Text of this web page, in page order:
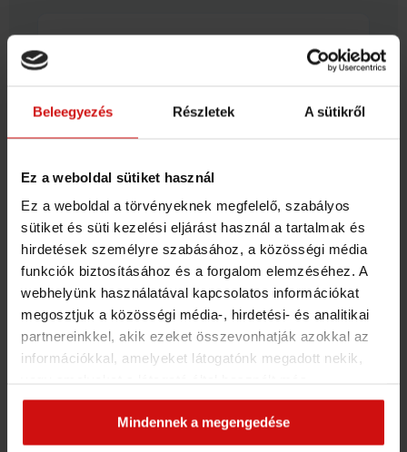
Beleegyezés Részletek A sütikről
Ez a weboldal sütiket használ
Ez a weboldal a törvényeknek megfelelő, szabályos
sütiket és süti kezelési eljárást használ a tartalmak és
hirdetések személyre szabásához, a közösségi média
funkciók biztosításához és a forgalom elemzéséhez. A
webhelyünk használatával kapcsolatos információkat
megosztjuk a közösségi média-, hirdetési- és analitikai
partnereinkkel, akik ezeket összevonhatják azokkal az
információkkal, amelyeket látogatónk megadott nekik,
szolgáltatásokból gyűjtöttek. Elfogadásával segíti a
munkánkat és nagyobb felhasználói élményt
biztosíthatunk mi is látogatóinknak.
Mindennek a megengedése
mozgás között?
intenzitású kardió előnyei
FIZETŐS KURZUS
Milyen mozgás a leghatékonyabb?
FIZETŐS KURZUS
Hogyan kezdj el edzeni otthon?
FIZETŐS KURZUS
Példa egy heti edzéstervre